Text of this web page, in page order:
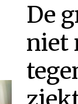
De
niet